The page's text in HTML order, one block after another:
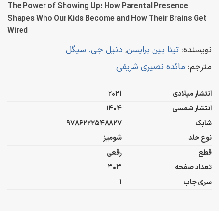
The Power of Showing Up: How Parental Presence
Shapes Who Our Kids Become and How Their Brains Get
Wired
نویسنده: تینا پین برایسن, دنیل جی. سیگل
مترجم: مائده نصیری شریفی
انتشار میلادی
2021
انتشار شمسی
1404
شابک
9786222548827
نوع جلد
شومیز
قطع
رقعی
تعداد صفحه
303
سری چاپ
1